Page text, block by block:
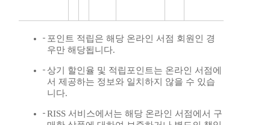
포인트 적립은 해당 온라인 서점 회원인 경
우만 해당됩니다.
상기 할인율 및 적립포인트는 온라인 서점에
서 제공하는 정보와 일치하지 않을 수 있습
니다.
RISS 서비스에서는 해당 온라인 서점에서 구